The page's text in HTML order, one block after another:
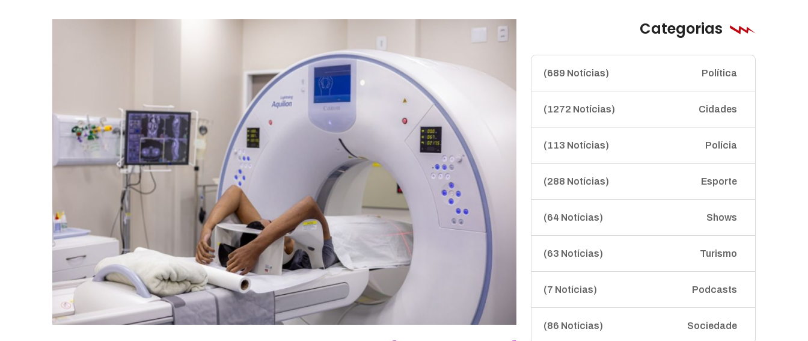
Categorias
Política
(689 Notícias)
Cidades
(1272 Notícias)
Polícia
(113 Notícias)
Esporte
(288 Notícias)
Shows
(64 Notícias)
Turismo
(63 Notícias)
Podcasts
(7 Notícias)
Sociedade
(86 Notícias)